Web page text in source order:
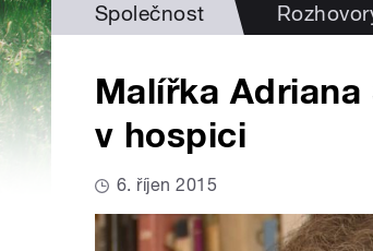
Společnost
Malířka
v hospici
6. říjen 2015